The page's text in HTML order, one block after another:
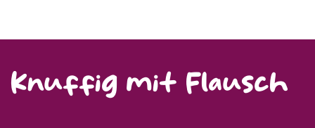
Knuffig mit Flausch